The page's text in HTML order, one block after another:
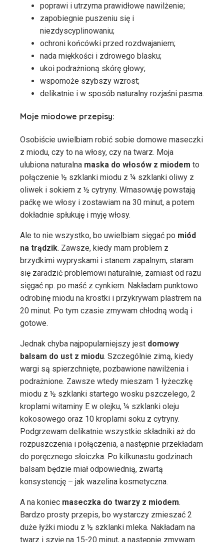
poprawi i utrzyma prawidłowe nawilżenie;
zapobiegnie puszeniu się i
niezdyscyplinowaniu;
ochroni końcówki przed rozdwajaniem;
nada miękkości i zdrowego blasku;
ukoi podrażnioną skórę głowy;
wspomoże szybszy wzrost;
delikatnie i w sposób naturalny rozjaśni pasma.
Moje miodowe przepisy:
Osobiście uwielbiam robić sobie domowe maseczki
z miodu, czy to na włosy, czy na twarz. Moja
ulubiona naturalna maska do włosów z miodem to
połączenie ½ szklanki miodu z ¼ szklanki oliwy z
oliwek i sokiem z ½ cytryny. Wmasowuję powstają
paćkę we włosy i zostawiam na 30 minut, a potem
dokładnie spłukuję i myję włosy.
Ale to nie wszystko, bo uwielbiam sięgać po miód
na trądzik. Zawsze, kiedy mam problem z
brzydkimi wypryskami i stanem zapalnym, staram
się zaradzić problemowi naturalnie, zamiast od razu
sięgać np. po maść z cynkiem. Nakładam punktowo
odrobinę miodu na krostki i przykrywam plastrem na
20 minut. Po tym czasie zmywam chłodną wodą i
gotowe.
Jednak chyba najpopularniejszy jest domowy
balsam do ust z miodu. Szczególnie zimą, kiedy
wargi są spierzchnięte, pozbawione nawilżenia i
podrażnione. Zawsze wtedy mieszam 1 łyżeczkę
miodu z ½ szklanki startego wosku pszczelego, 2
kroplami witaminy E w olejku, ¼ szklanki oleju
kokosowego oraz 10 kroplami soku z cytryny.
Podgrzewam delikatnie wszystkie składniki aż do
rozpuszczenia i połączenia, a następnie przekładam
do poręcznego słoiczka. Po kilkunastu godzinach
balsam będzie miał odpowiednią, zwartą
konsystencję – jak wazelina kosmetyczna.
A na koniec maseczka do twarzy z miodem.
Bardzo prosty przepis, bo wystarczy zmieszać 2
duże łyżki miodu z ½ szklanki mleka. Nakładam na
twarz i szyję na 15-20 minut, a następnie zmywam